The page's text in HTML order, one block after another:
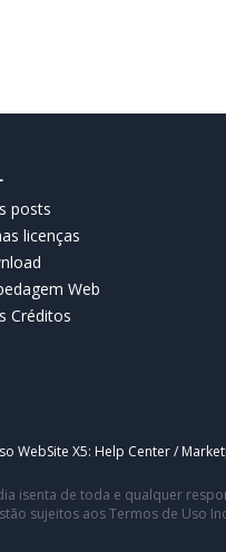
posts
licenças
Web
Créditos
WebSite X5: Help Center /
isenta de toda e qualquer
sujeitos aos Termos de Uso